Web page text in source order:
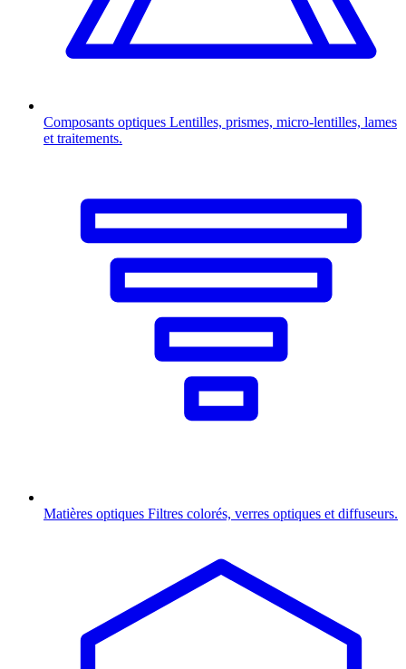
Composants optiques Lentilles, prismes, micro-lentilles, lames
et traitements.
Matières optiques Filtres colorés, verres optiques et diffuseurs.